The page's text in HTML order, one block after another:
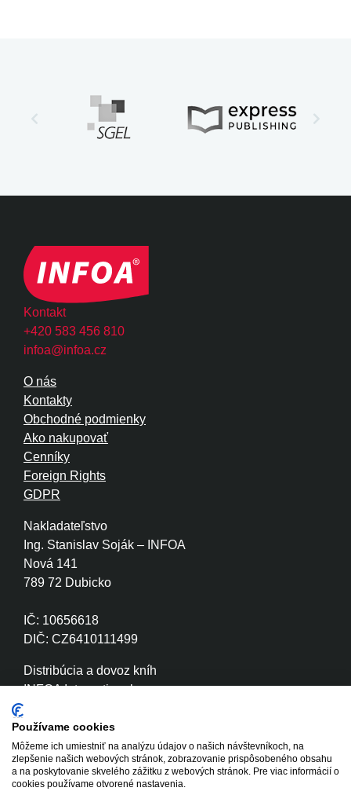
Kontakt
+420 583 456 810
infoa@infoa.cz
Nakladateľstvo
Ing. Stanislav Soják – INFOA
Nová 141
789 72 Dubicko
IČ: 10656618
DIČ: CZ6410111499
Distribúcia a dovoz kníh
INFOA International s.r.o.
789 72 Dubicko
IČ: 26870886
DIČ: CZ26870886
O nás
Kontakty
Obchodné podmienky
Ako nakupovať
Cenníky
Foreign Rights
GDPR
Používame cookies
Môžeme ich umiestniť na analýzu údajov o našich návštevníkoch, na
zlepšenie našich webových stránok, zobrazovanie prispôsobeného obsahu
a na poskytovanie skvelého zážitku z webových stránok. Pre viac informácií o
cookies používame otvorené nastavenia.